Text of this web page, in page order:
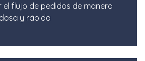
el flujo de pedidos de manera
y rápida